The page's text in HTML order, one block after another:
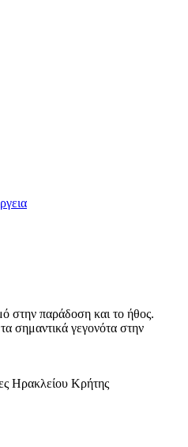
στην παράδοση και το ήθος.
σημαντικά γεγονότα στην
Ηρακλείου Κρήτης